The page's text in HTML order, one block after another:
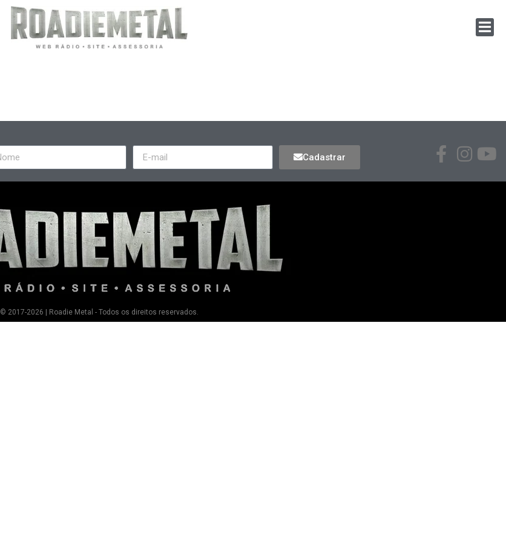
Cadastrar
© 2017-2026 | Roadie Metal - Todos os direitos reservados.